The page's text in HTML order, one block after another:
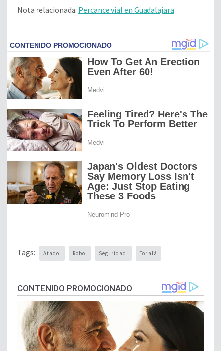
Nota relacionada: Percance vial en Guadalajara
Tags: Atado Robo Seguridad Tonalá
CONTENIDO PROMOCIONADO